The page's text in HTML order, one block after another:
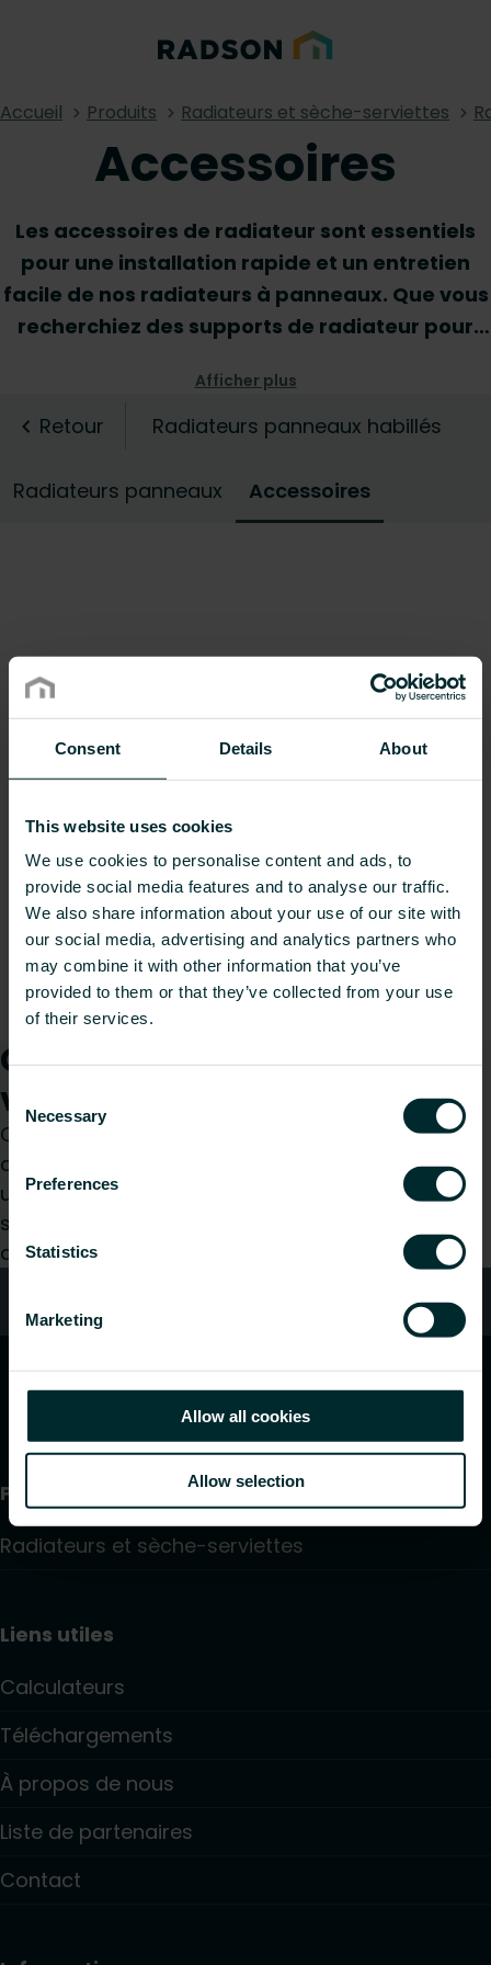
Consent Details About
This website uses cookies
We use cookies to personalise content and ads, to
provide social media features and to analyse our traffic.
We also share information about your use of our site with
our social media, advertising and analytics partners who
may combine it with other information that you’ve
provided to them or that they’ve collected from your use
of their services.
Consent
Selection
Necessary
Preferences
Statistics
Marketing
Allow all cookies
Allow selection
Accueil Produits Radiateurs et sèche-serviettes
Accessoires
Les accessoires de radiateur sont essentiels
pour une installation rapide et un entretien
facile de nos radiateurs à panneaux. Que vous
recherchiez des supports de radiateur pour
ou que vous souhaitiez des accessoires
pratiques tels qu'une barre à serviettes, une
trouverez tous les essentiels dont vous avez
besoin dans notre gamme d'accessoires.
accessoires à utiliser dans votre projet de
nouvelle construction ou de rénovation.
Afficher plus
Retour Radiateurs panneaux habillés
Radiateurs panneaux Accessoires
Comment pouvons-nous
vous aider ?
Que vous soyez prescripteur, installateur,
architecte, bureau d’études, distributeur ou
utilisateur final, choisissez une catégorie et nous
serons ravis de prendre en charge votre
demande.
Produits
Radiateurs et sèche-serviettes
Liens utiles
Calculateurs
Téléchargements
À propos de nous
Liste de partenaires
Contact